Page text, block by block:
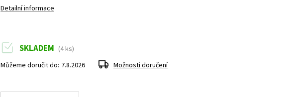
Detailní informace
SKLADEM (4 ks)
Můžeme doručit do: 7.8.2026 Možnosti doručení